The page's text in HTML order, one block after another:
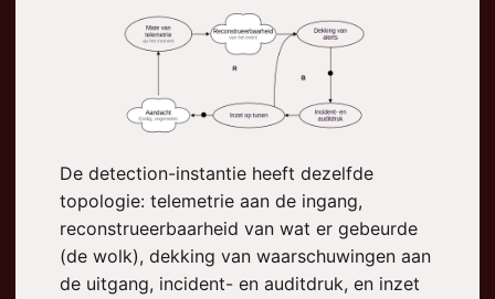
De detection-instantie heeft dezelfde
topologie: telemetrie aan de ingang,
reconstrueerbaarheid van wat er gebeurde
(de wolk), dekking van waarschuwingen aan
de uitgang, incident- en auditdruk, en inzet